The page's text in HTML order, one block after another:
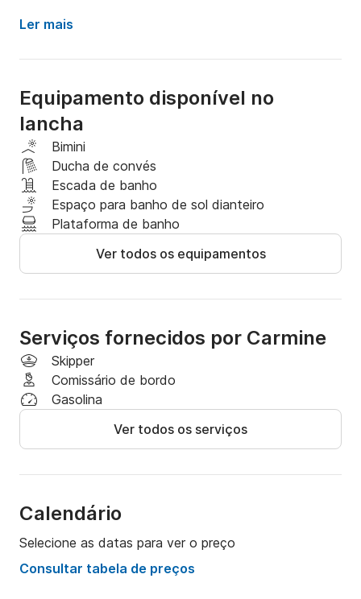
Ler mais
Equipamento disponível no
lancha
Bimini
Ducha de convés
Escada de banho
Espaço para banho de sol dianteiro
Plataforma de banho
Ver todos os equipamentos
Serviços fornecidos por Carmine
Skipper
Comissário de bordo
Gasolina
Ver todos os serviços
Calendário
Selecione as datas para ver o preço
Consultar tabela de preços